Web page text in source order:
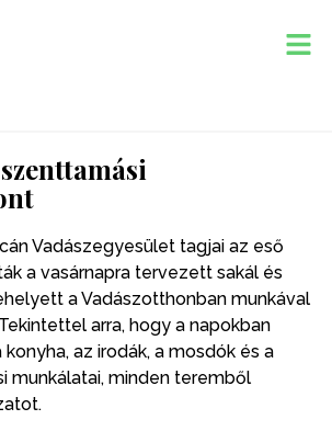
Vadászegyesület tagjai az eső
a vasárnapra tervezett sakál és
a Vadászotthonban munkával
arra, hogy a napokban
az irodák, a mosdók és a
munkálatai, minden teremből